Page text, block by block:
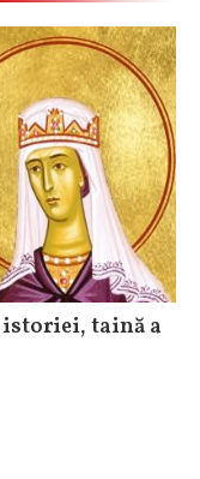
taină a